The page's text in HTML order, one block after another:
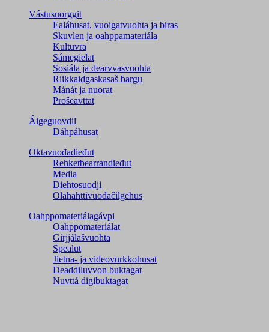
Vástusuorggit
Ealáhusat, vuoigatvuohta ja biras
Skuvlen ja oahppamateriála
Kultuvra
Sámegielat
Sosiála ja dearvvasvuohta
Riikkaidgaskasaš bargu
Mánát ja nuorat
Prošeavttat
Áigeguovdil
Dáhpáhusat
Oktavuođadieđut
Rehketbearrandieđut
Media
Diehtosuodji
Olahahttivuođačilgehus
Oahppomateriálagávpi
Oahppomateriálat
Girjjálašvuohta
Spealut
Jietna- ja videovurkkohusat
Deaddiluvvon buktagat
Nuvttá digibuktagat